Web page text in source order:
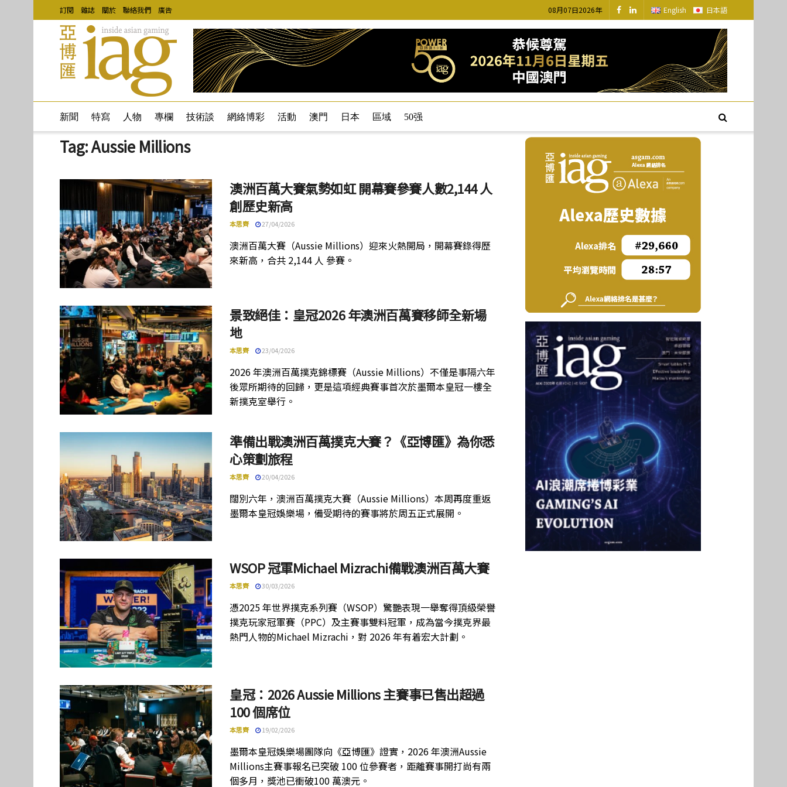
訂閱 雜誌 關於 聯絡我們 廣告 08月07日2026年 English 日本語
新聞 特寫 人物 專欄 技術談 網絡博彩 活動 澳門 日本 區域 50强
Tag:Aussie Millions
澳洲百萬大賽氣勢如虹 開幕賽參賽人數2,144 人
創歷史新高
本思齊 27/04/2026
澳洲百萬大賽（Aussie Millions）迎來火熱開局，開幕賽錄得歷
來新高，合共 2,144 人 參賽。
景致絕佳：皇冠2026 年澳洲百萬賽移師全新場
地
本思齊 23/04/2026
2026 年澳洲百萬撲克錦標賽（Aussie Millions）不僅是事隔六年
後眾所期待的回歸，更是這項經典賽事首次於墨爾本皇冠一樓全
新撲克室舉行。
準備出戰澳洲百萬撲克大賽？《亞博匯》為你悉
心策劃旅程
本思齊 20/04/2026
闊別六年，澳洲百萬撲克大賽（Aussie Millions）本周再度重返
墨爾本皇冠娛樂場，備受期待的賽事將於周五正式展開。
WSOP 冠軍Michael Mizrachi備戰澳洲百萬大賽
本思齊 30/03/2026
憑2025 年世界撲克系列賽（WSOP）驚艷表現一舉奪得頂級榮譽
撲克玩家冠軍賽（PPC）及主賽事雙料冠軍，成為當今撲克界最
熱門人物的Michael Mizrachi，對 2026 年有着宏大計劃。
皇冠：2026 Aussie Millions 主賽事已售出超過
100 個席位
本思齊 19/02/2026
墨爾本皇冠娛樂場團隊向《亞博匯》證實，2026 年澳洲Aussie
Millions主賽事報名已突破 100 位參賽者，距離賽事開打尚有兩
個多月，獎池已衝破100 萬澳元。